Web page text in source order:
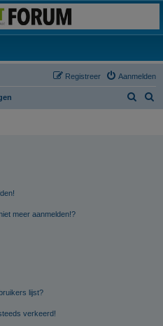
van 3dprintforum.nl
a new tab)
Aanmelden
Registreer
meer aanmelden!?
lijst?
verkeerd!